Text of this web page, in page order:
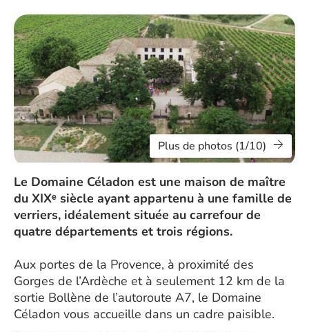
Plus de photos (1/10)
Le Domaine Céladon est une maison de maître
du XIXᵉ siècle ayant appartenu à une famille de
verriers, idéalement située au carrefour de
quatre départements et trois régions.
Aux portes de la Provence, à proximité des
Gorges de l’Ardèche et à seulement 12 km de la
sortie Bollène de l’autoroute A7, le Domaine
Céladon vous accueille dans un cadre paisible.